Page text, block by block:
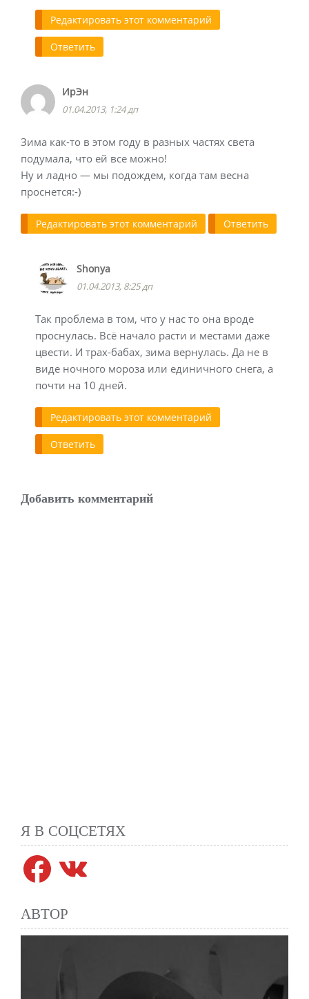
Редактировать этот комментарий
Ответить
ИрЭн
01.04.2013, 1:24 дп
Зима как-то в этом году в разных частях света
подумала, что ей все можно!
Ну и ладно — мы подождем, когда там весна
проснется:-)
Редактировать этот комментарий Ответить
Shonya
01.04.2013, 8:25 дп
Так проблема в том, что у нас то она вроде
проснулась. Всё начало расти и местами даже
цвести. И трах-бабах, зима вернулась. Да не в
виде ночного мороза или единичного снега, а
почти на 10 дней.
Редактировать этот комментарий
Ответить
Добавить комментарий
Я В СОЦСЕТЯХ
Facebook
АВТОР